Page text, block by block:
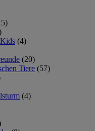
(4)
(20)
Tiere (57)
(4)